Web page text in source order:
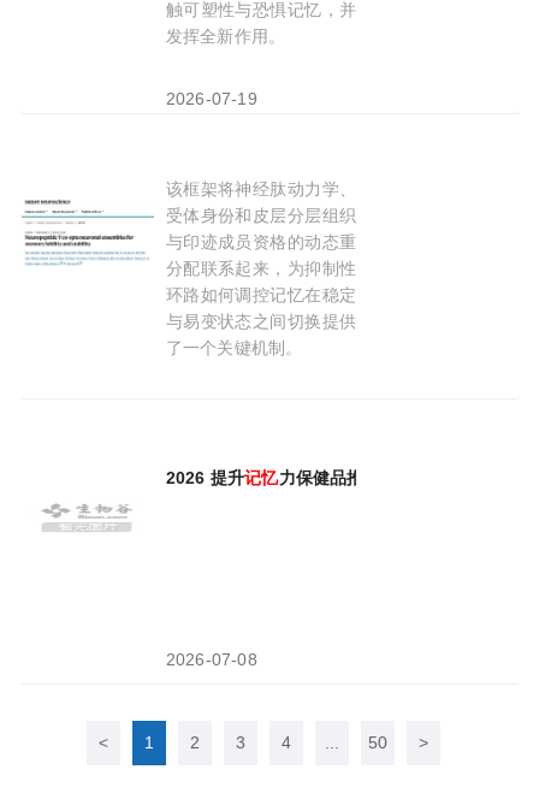
触可塑性与恐惧记忆，并
发挥全新作用。
2026-07-19
Nature子刊：为抹去痛苦
该框架将神经肽动力学、
受体身份和皮层分层组织
与印迹成员资格的动态重
分配联系起来，为抑制性
环路如何调控记忆在稳定
与易变状态之间切换提供
了一个关键机制。
2026 提升记忆力保健品推荐 脑健康营养补充行
2026-07-08
< 1 2 3 4 50 >